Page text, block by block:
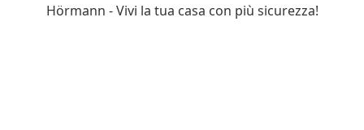
Hörmann - Vivi la tua casa con più sicurezza!